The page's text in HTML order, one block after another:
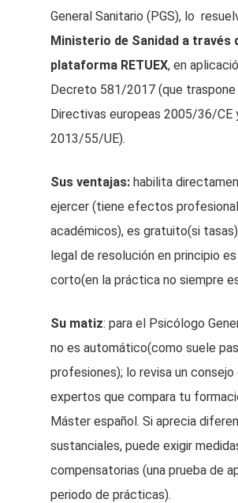
General Sanitario (PGS), lo
Ministerio de Sanidad a través
plataforma RETUEX, en
Decreto 581/2017 (que traspone
Directivas europeas 2005/36/CE
2013/55/UE).
Sus ventajas: habilita
ejercer (tiene efectos
académicos), es gratuito(si
legal de resolución en principio
corto(en la práctica no siempre
Su matiz: para el Psicólogo
no es automático(como suele
profesiones); lo revisa un consejo
expertos que compara tu
Máster español. Si aprecia
sustanciales, puede exigir
compensatorias (una prueba de
periodo de prácticas).